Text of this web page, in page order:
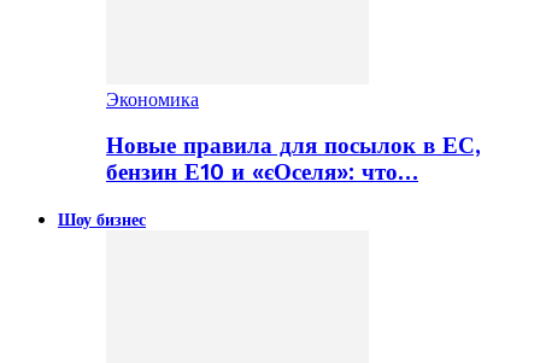
Экономика
Новые правила для посылок в ЕС,
бензин Е10 и «єОселя»: что…
Шоу бизнес